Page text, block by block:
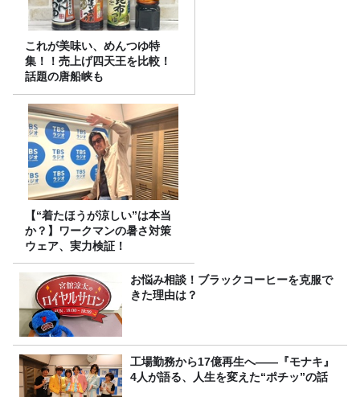
これが美味い、めんつゆ特
集！！売上げ四天王を比較！
話題の唐船峡も
【“着たほうが涼しい”は本当
か？】ワークマンの暑さ対策
ウェア、実力検証！
お悩み相談！ブラックコーヒーを克服で
きた理由は？
工場勤務から17億再生へ——『モナキ』
4人が語る、人生を変えた“ポチッ”の話